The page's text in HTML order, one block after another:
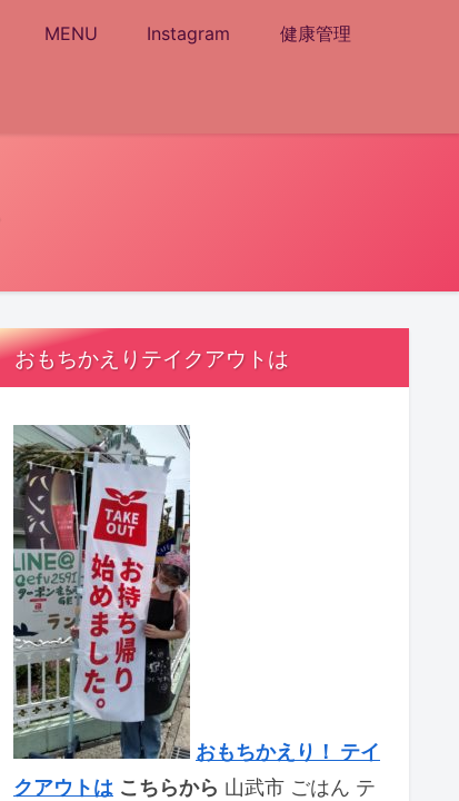
MENU Instagram 健康管理
おもちかえりテイクアウトは
おもちかえり！ テイ
クアウトは こちらから 山武市 ごはん テ